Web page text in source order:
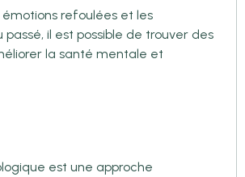
refoulées et les
il est possible de trouver des
la santé mentale et
est une approche